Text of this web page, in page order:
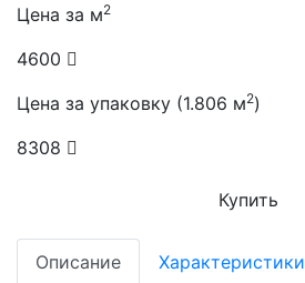
Цена за м2
4600
Цена за упаковку (1.806 м2)
8308
Купить
Описание Характеристики